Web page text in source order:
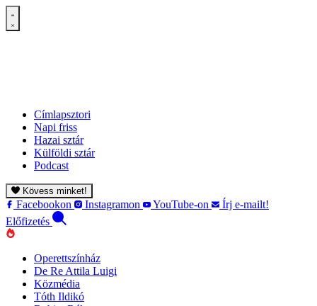
Címlapsztori
Napi friss
Hazai sztár
Külföldi sztár
Podcast
Kövess minket!
Facebookon Instagramon YouTube-on
Írj e-mailt!
Előfizetés
Operettszínház
De Re Attila Luigi
Közmédia
Tóth Ildikó